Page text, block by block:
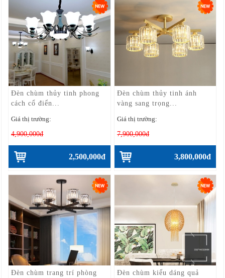
Đèn chùm thủy tinh phong
cách cổ điển...
Giá thị trường:
4,900,000đ
2,500,000đ
Đèn chùm thủy tinh ánh
vàng sang trọng...
Giá thị trường:
7,900,000đ
3,800,000đ
Đèn chùm trang trí phòng
Đèn chùm kiểu dáng quả